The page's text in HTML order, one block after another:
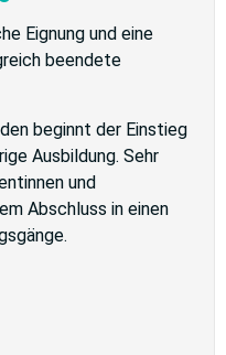
Eignung und eine
beendete
beginnt der Einstieg
Ausbildung. Sehr
und
Abschluss in einen